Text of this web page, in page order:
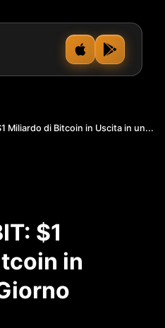
Miliardo di Bitcoin in Uscita in un...
$1
in